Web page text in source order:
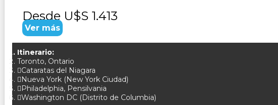
Desde U$S 1.413
Ver más
Itinerario:
Toronto, Ontario
Cataratas del Niagara
Nueva York (New York Ciudad)
Philadelphia, Pensilvania
Washington DC (Distrito de Columbia)